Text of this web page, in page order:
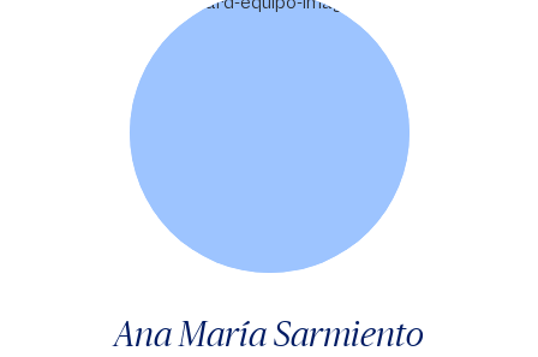
Ana María Sarmiento